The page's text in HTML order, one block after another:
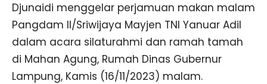
Djunaidi menggelar perjamuan makan malam
Pangdam II/Sriwijaya Mayjen TNI Yanuar Adil
dalam acara silaturahmi dan ramah tamah
di Mahan Agung, Rumah Dinas Gubernur
Lampung, Kamis (16/11/2023) malam.